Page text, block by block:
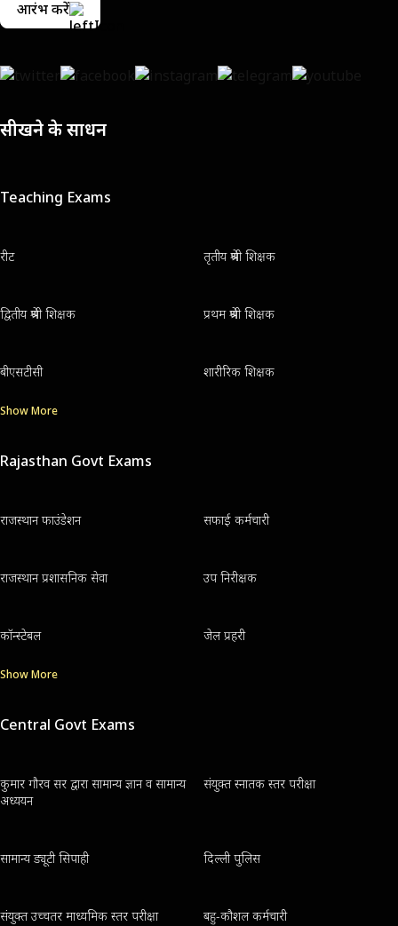
आरंभ करें
सीखने के साधन
Teaching Exams
रीट तृतीय श्रेणी शिक्षक
द्वितीय श्रेणी शिक्षक प्रथम श्रेणी शिक्षक
बीएसटीसी शारीरिक शिक्षक
Show More
Rajasthan Govt Exams
राजस्थान फाउंडेशन सफाई कर्मचारी
राजस्थान प्रशासनिक सेवा उप निरीक्षक
कॉन्स्टेबल जेल प्रहरी
Show More
Central Govt Exams
कुमार गौरव सर द्वारा सामान्य ज्ञान व सामान्य
अध्ययन
संयुक्त स्नातक स्तर परीक्षा
सामान्य ड्यूटी सिपाही दिल्ली पुलिस
संयुक्त उच्चतर माध्यमिक स्तर परीक्षा बहु-कौशल कर्मचारी